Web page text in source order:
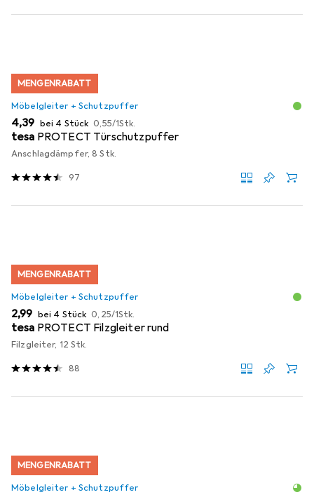
MENGENRABATT
Möbelgleiter + Schutzpuffer
EUR
4,39 bei 4 Stück EUR
0,55/1Stk.
tesa PROTECT Türschutzpuffer
Anschlagdämpfer, 8 Stk.
97
MENGENRABATT
Möbelgleiter + Schutzpuffer
EUR
2,99 bei 4 Stück EUR
0,25/1Stk.
tesa PROTECT Filzgleiter rund
Filzgleiter, 12 Stk.
88
MENGENRABATT
Möbelgleiter + Schutzpuffer